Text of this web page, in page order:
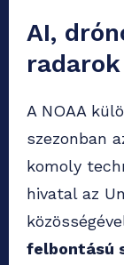
AI,
radarok
A NOAA
szezonban
komoly
hivatal az
felbontású